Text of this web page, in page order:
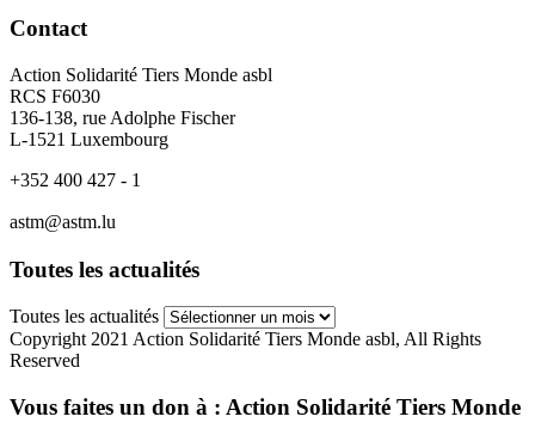
Contact
Action Solidarité Tiers Monde asbl
RCS F6030
136-138, rue Adolphe Fischer
L-1521 Luxembourg
+352 400 427 - 1
astm@astm.lu
Toutes les actualités
Toutes les actualités
Copyright 2021 Action Solidarité Tiers Monde asbl, All Rights
Reserved
Vous faites un don à : Action Solidarité Tiers Monde